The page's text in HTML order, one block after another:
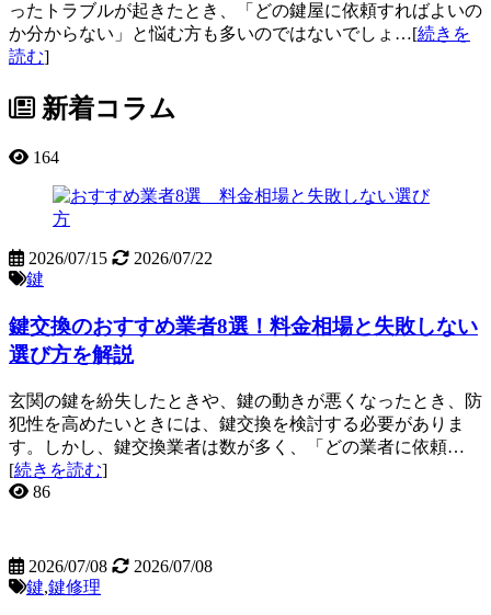
ったトラブルが起きたとき、「どの鍵屋に依頼すればよいの
か分からない」と悩む方も多いのではないでしょ…[続きを
読む]
新着コラム
164
2026/07/15
2026/07/22
鍵
鍵交換のおすすめ業者8選！料金相場と失敗しない
選び方を解説
玄関の鍵を紛失したときや、鍵の動きが悪くなったとき、防
犯性を高めたいときには、鍵交換を検討する必要がありま
す。しかし、鍵交換業者は数が多く、「どの業者に依頼…
[続きを読む]
86
2026/07/08
2026/07/08
鍵,鍵修理